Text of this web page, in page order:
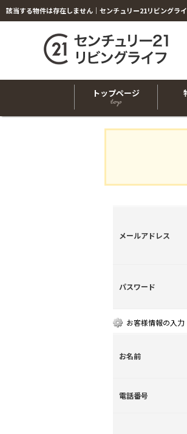
該当する物件は存在しません｜センチュリー21リビングラ
トップページ
メールアドレス
パスワード
お客様情報の入力
お名前
電話番号